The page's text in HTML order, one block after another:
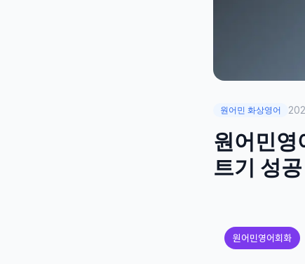
원어민 화상영어
원어민영
트기 성공
원어민영어회화